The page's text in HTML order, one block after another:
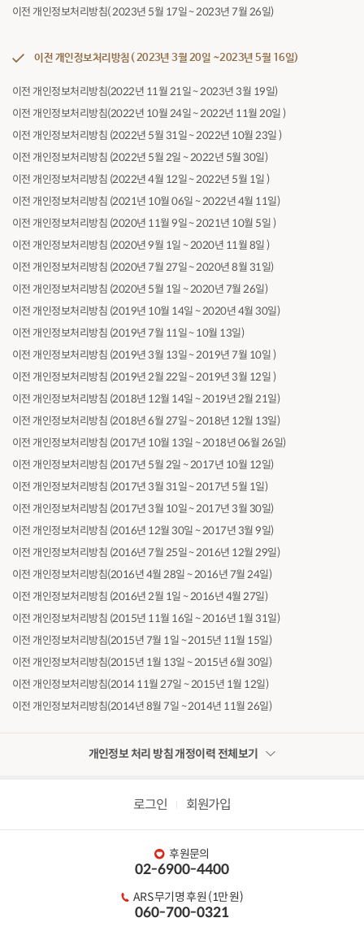
이전 개인정보처리방침( 2023년 5월 17일 ~ 2023년 7월 26일)
이전 개인정보처리방침( 2023년 3월 20일 ~2023년 5월 16일)
이전 개인정보처리방침(2022년 11월 21일 ~ 2023년 3월 19일)
이전 개인정보처리방침(2022년 10월 24일 ~ 2022년 11월 20일 )
이전 개인정보처리방침 (2022년 5월 31일 ~ 2022년 10월 23일 )
이전 개인정보처리방침 (2022년 5월 2일 ~ 2022년 5월 30일)
이전 개인정보처리방침 (2022년 4월 12일 ~ 2022년 5월 1일 )
이전 개인정보처리방침 (2021년 10월 06일 ~ 2022년 4월 11일)
이전 개인정보처리방침 (2020년 11월 9일 ~ 2021년 10월 5일 )
이전 개인정보처리방침 (2020년 9월 1일 ~ 2020년 11월 8일 )
이전 개인정보처리방침 (2020년 7월 27일 ~ 2020년 8월 31일)
이전 개인정보처리방침 (2020년 5월 1일 ~ 2020년 7월 26일)
이전 개인정보처리방침 (2019년 10월 14일 ~ 2020년 4월 30일)
이전 개인정보처리방침 (2019년 7월 11일 ~ 10월 13일)
이전 개인정보처리방침 (2019년 3월 13일 ~ 2019년 7월 10일 )
이전 개인정보처리방침 (2019년 2월 22일 ~ 2019년 3월 12일 )
이전 개인정보처리방침 (2018년 12월 14일 ~ 2019년 2월 21일)
이전 개인정보처리방침 (2018년 6월 27일 ~ 2018년 12월 13일)
이전 개인정보처리방침 (2017년 10월 13일 ~ 2018년 06월 26일)
이전 개인정보처리방침 (2017년 5월 2일 ~ 2017년 10월 12일)
이전 개인정보처리방침 (2017년 3월 31일 ~ 2017년 5월 1일)
이전 개인정보처리방침 (2017년 3월 10일 ~ 2017년 3월 30일)
이전 개인정보처리방침 (2016년 12월 30일 ~ 2017년 3월 9일)
이전 개인정보처리방침 (2016년 7월 25일 ~ 2016년 12월 29일)
이전 개인정보처리방침(2016년 4월 28일 ~ 2016년 7월 24일)
이전 개인정보처리방침 (2016년 2월 1일 ~ 2016년 4월 27일)
이전 개인정보처리방침 (2015년 11월 16일 ~ 2016년 1월 31일)
이전 개인정보처리방침(2015년 7월 1일 ~ 2015년 11월 15일)
이전 개인정보처리방침(2015년 1월 13일 ~ 2015년 6월 30일)
이전 개인정보처리방침(2014 11월 27일 ~ 2015년 1월 12일)
이전 개인정보처리방침(2014년 8월 7일 ~ 2014년 11월 26일)
개인정보 처리 방침 개정이력 전체보기
로그인 회원가입
후원문의
02-6900-4400
ARS 무기명 후원 (1만 원)
060-700-0321